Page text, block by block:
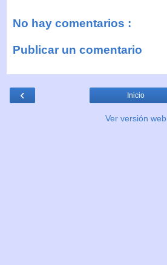
No hay comentarios :
Publicar un comentario
‹ Inicio
Ver versión web